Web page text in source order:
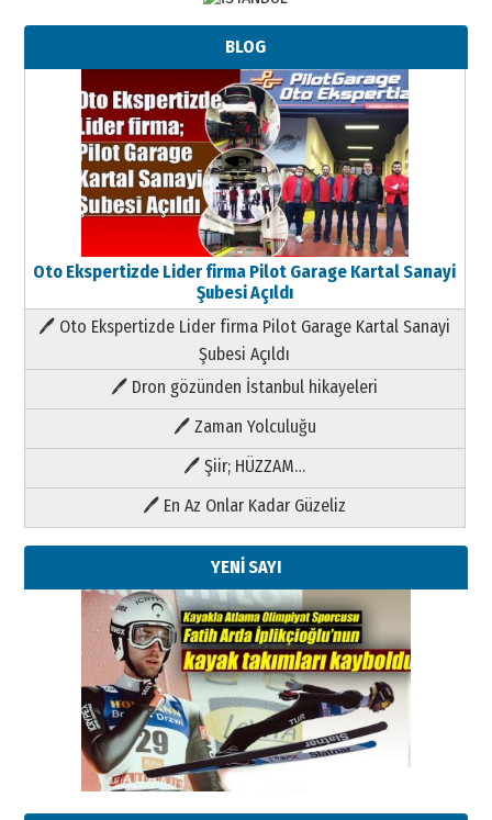
BLOG
Oto Ekspertizde Lider firma Pilot Garage Kartal Sanayi
Şubesi Açıldı
🖊 Oto Ekspertizde Lider firma Pilot Garage Kartal Sanayi
Şubesi Açıldı
🖊 Dron gözünden İstanbul hikayeleri
🖊 Zaman Yolculuğu
🖊 Şiir; HÜZZAM…
🖊 En Az Onlar Kadar Güzeliz
YENİ SAYI
Kenan GÜLERCİ
Metin Külünk: Aileyi Korumak